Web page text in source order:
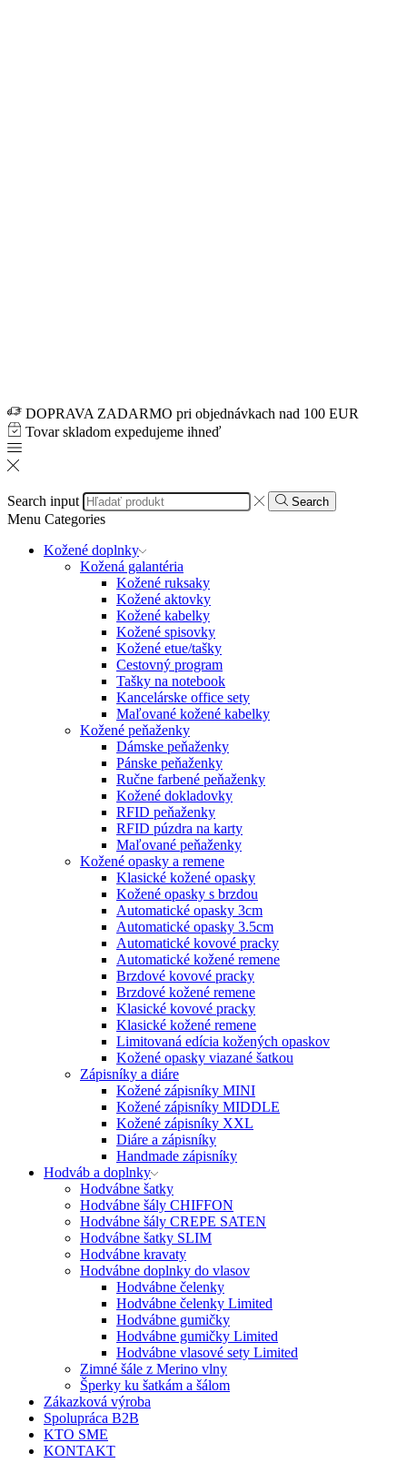
DOPRAVA ZADARMO pri objednávkach nad 100 EUR
Tovar skladom expedujeme ihneď
Search input Search
Menu Categories
Kožené doplnky
Kožená galantéria
Kožené ruksaky
Kožené aktovky
Kožené kabelky
Kožené spisovky
Kožené etue/tašky
Cestovný program
Tašky na notebook
Kancelárske office sety
Maľované kožené kabelky
Kožené peňaženky
Dámske peňaženky
Pánske peňaženky
Ručne farbené peňaženky
Kožené dokladovky
RFID peňaženky
RFID púzdra na karty
Maľované peňaženky
Kožené opasky a remene
Klasické kožené opasky
Kožené opasky s brzdou
Automatické opasky 3cm
Automatické opasky 3.5cm
Automatické kovové pracky
Automatické kožené remene
Brzdové kovové pracky
Brzdové kožené remene
Klasické kovové pracky
Klasické kožené remene
Limitovaná edícia kožených opaskov
Kožené opasky viazané šatkou
Zápisníky a diáre
Kožené zápisníky MINI
Kožené zápisníky MIDDLE
Kožené zápisníky XXL
Diáre a zápisníky
Handmade zápisníky
Hodváb a doplnky
Hodvábne šatky
Hodvábne šály CHIFFON
Hodvábne šály CREPE SATEN
Hodvábne šatky SLIM
Hodvábne kravaty
Hodvábne doplnky do vlasov
Hodvábne čelenky
Hodvábne čelenky Limited
Hodvábne gumičky
Hodvábne gumičky Limited
Hodvábne vlasové sety Limited
Zimné šále z Merino vlny
Šperky ku šatkám a šálom
Zákazková výroba
Spolupráca B2B
KTO SME
KONTAKT